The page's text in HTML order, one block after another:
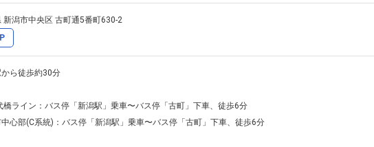
新潟市中央区 古町通5番町630-2
ら徒歩約30分
橋ライン：バス停「新潟駅」乗車〜バス停「古町」下車、徒歩6分
心部(C系統)：バス停「新潟駅」乗車〜バス停「古町」下車、徒歩6分